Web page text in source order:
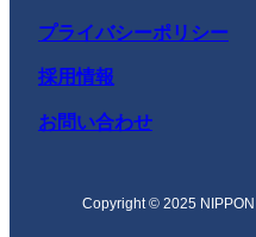
プライバシーポリシー
採用情報
お問い合わせ
Copyright © 2025